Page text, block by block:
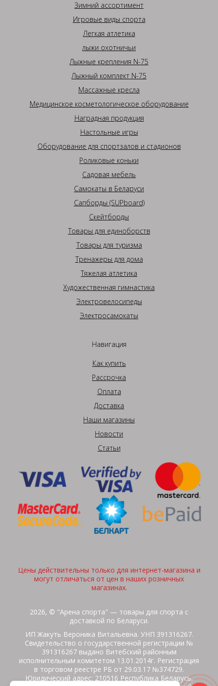
Зимний ассортимент
Игровые виды спорта
Легкая атлетика
лыжи охотничьи
Лыжные крепления N-75
Лыжный комплект N-75
Массажные кресла
Медицинское косметологическое оборудование
Наградная продукция
Настольные игры
Оборудование для спортзалов и стадионов
Роликовые коньки
Садовая мебель
Самокаты в Беларуси
Сапборды (SUPboard)
Скейтборды
Товары для единоборств
Товары для туризма
Тренажеры для дома
Тяжелая атлетика
Художественная гимнастика
Электровелосипеды
Электросамокаты
Навигация
Как купить
Рассрочка
Оплата
Доставка
Наши магазины
Новости
Статьи
Цены действительны только для интернет-магазина и
могут отличаться от цен в наших розничных
магазинах.
2026, © "Арена спорта" — товары для спорта с
доставкой по Беларуси.
ИП Жакуть Вероника Витальевна. УНП 391316267.
Свидетельство о государственной регистрации №
391316267 выдано Витебский районным
исполнительным комитетом 13.01.2014г. Регистрация
в торговом реестре РБ от 29.03.17 №374729.
Юридический адрес: 210516 Республика Беларусь,